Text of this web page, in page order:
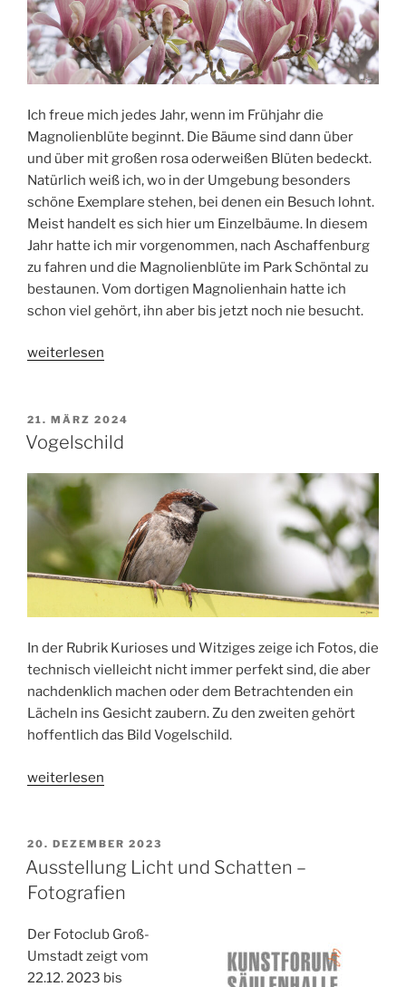
Ich freue mich jedes Jahr, wenn im Frühjahr die
Magnolienblüte beginnt. Die Bäume sind dann über
und über mit großen rosa oderweißen Blüten bedeckt.
Natürlich weiß ich, wo in der Umgebung besonders
schöne Exemplare stehen, bei denen ein Besuch lohnt.
Meist handelt es sich hier um Einzelbäume. In diesem
Jahr hatte ich mir vorgenommen, nach Aschaffenburg
zu fahren und die Magnolienblüte im Park Schöntal zu
bestaunen. Vom dortigen Magnolienhain hatte ich
schon viel gehört, ihn aber bis jetzt noch nie besucht.
„Magnolienblüte
Schöntal“
weiterlesen
VERÖFFENTLICHT
AM
21. MÄRZ 2024
Vogelschild
In der Rubrik Kurioses und Witziges zeige ich Fotos, die
technisch vielleicht nicht immer perfekt sind, die aber
nachdenklich machen oder dem Betrachtenden ein
Lächeln ins Gesicht zaubern. Zu den zweiten gehört
hoffentlich das Bild Vogelschild.
„Vogelschild“
weiterlesen
VERÖFFENTLICHT
AM
20. DEZEMBER 2023
Ausstellung Licht und Schatten –
Fotografien
Der Fotoclub Groß-
Umstadt zeigt vom
22.12. 2023 bis